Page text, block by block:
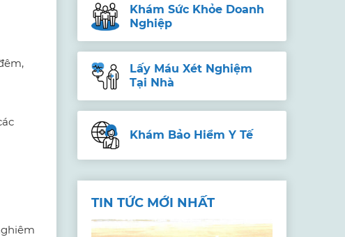
Khám Sức Khỏe Doanh
Nghiệp
Lấy Máu Xét Nghiệm
Tại Nhà
Khám Bảo Hiểm Y Tế
TIN TỨC MỚI NHẤT